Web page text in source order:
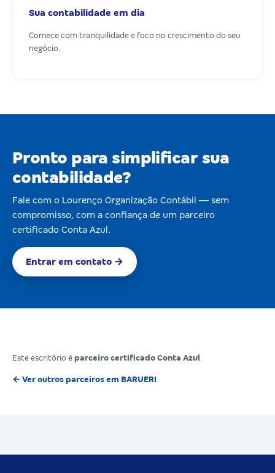
Sua contabilidade em dia
Comece com tranquilidade e foco no crescimento do seu
negócio.
Pronto para simplificar sua
contabilidade?
Fale com o Lourenço Organização Contábil — sem
compromisso, com a confiança de um parceiro
certificado Conta Azul.
Entrar em contato →
Este escritório é parceiro certificado Conta Azul
← Ver outros parceiros em BARUERI